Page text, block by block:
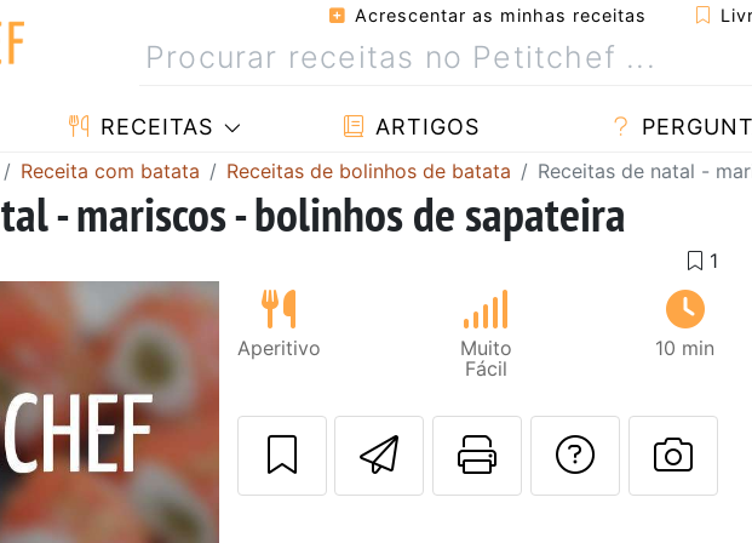
Acrescentar as minhas receitas
RECEITAS ARTIGOS
Receita com batata Receitas de bolinhos de batata Receitas de natal -
- mariscos - bolinhos de sapateira
Aperitivo
Muito
Fácil
10 min
Enviar esta receita
Imprima esta
Falar
Fez